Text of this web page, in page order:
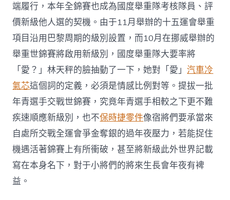
端履行，本年全錦賽也成為國度舉重隊考核隊員、評
價新級他人選的契機。由于11月舉辦的十五運會舉重
項目沿用巴黎周期的級別設置，而10月在挪威舉辦的
舉重世錦賽將啟用新級別，國度舉重隊大要率將
「愛？」林天秤的臉抽動了一下，她對「愛」汽車冷
氣芯這個詞的定義，必須是情感比例對等。提拔一批
年青選手交戰世錦賽，究竟年青選手相較之下更不難
疾速順應新級別，也不保時捷零件像宿將們要承當來
自處所交戰全運會爭金奪銀的過年夜壓力，若能捉住
機遇活著錦賽上有所衝破，甚至將新級此外世界記載
寫在本身名下，對于小將們的將來生長會年夜有裨
益。